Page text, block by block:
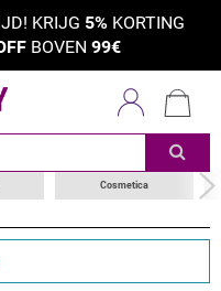
KRIJG 5%KORTING
BOVEN 99€
Cosmetica